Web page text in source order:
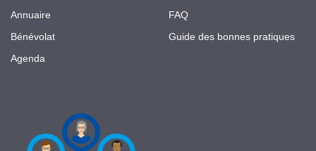
Annuaire
Bénévolat
Agenda
FAQ
Guide des bonnes pratiques